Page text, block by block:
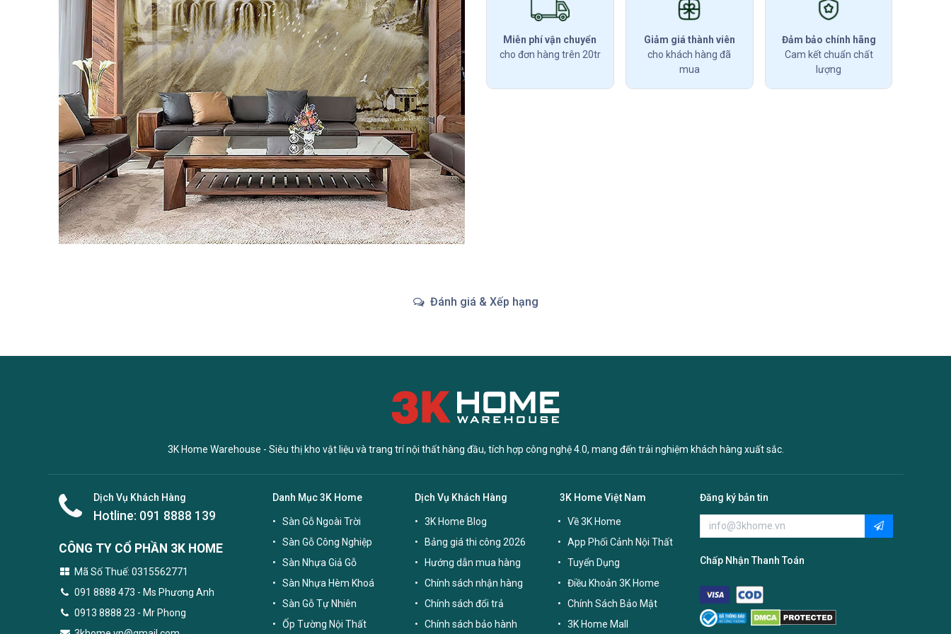
Miễn phí vận chuyển
cho đơn hàng trên 20tr
Giảm giá thành viên
cho khách hàng đã
mua
Đảm bảo chính hãng
Cam kết chuẩn chất
lượng
Đánh giá & Xếp hạng
3K Home Warehouse - Siêu thị kho vật liệu và trang trí nội thất hàng đầu, tích hợp công nghệ 4.0, mang đến trải nghiệm khách hàng xuất sắc.
Dịch Vụ Khách Hàng
Hotline: 091 8888 139
CÔNG TY CỔ PHẦN 3K HOME
Mã Số Thuế: 0315562771
091 8888 473 - Ms Phương Anh
0913 8888 23 - Mr Phong
Danh Mục 3K Home
Sàn Gỗ Ngoài Trời
Sàn Gỗ Công Nghiệp
Sàn Nhựa Giả Gỗ
Sàn Nhựa Hèm Khoá
Sàn Gỗ Tự Nhiên
Ốp Tường Nội Thất
Dịch Vụ Khách Hàng
3K Home Blog
Bảng giá thi công 2026
Hướng dẫn mua hàng
Chính sách nhận hàng
Chính sách đổi trả
Chính sách bảo hành
3K Home Việt Nam
Về 3K Home
App Phối Cảnh Nội Thất
Tuyển Dụng
Điều Khoản 3K Home
Chính Sách Bảo Mật
3K Home Mall
Đăng ký bản tin
Chấp Nhận Thanh Toán